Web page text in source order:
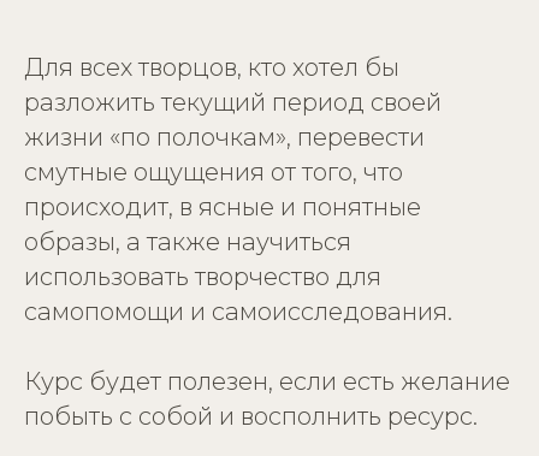
Для всех творцов, кто хотел бы
разложить текущий период своей
жизни «по полочкам», перевести
смутные ощущения от того, что
происходит, в ясные и понятные
образы, а также научиться
использовать творчество для
самопомощи и самоисследования.
Курс будет полезен, если есть желание
побыть с собой и восполнить ресурс.